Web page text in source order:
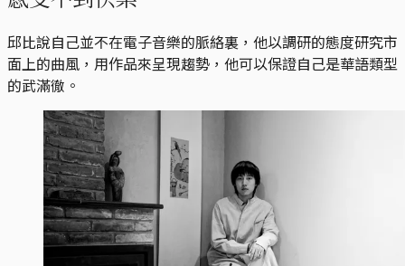
邱比說自己並不在電子音樂的脈絡裏，他以調研的態度研究市
面上的曲風，用作品來呈現趨勢，他可以保證自己是華語類型
的武滿徹。